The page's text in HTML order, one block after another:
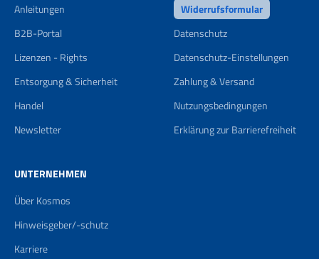
Anleitungen
B2B-Portal
Lizenzen - Rights
Entsorgung & Sicherheit
Handel
Newsletter
Widerrufsformular
Datenschutz
Datenschutz-Einstellungen
Zahlung & Versand
Nutzungsbedingungen
Erklärung zur Barrierefreiheit
UNTERNEHMEN
Über Kosmos
Hinweisgeber/-schutz
Karriere